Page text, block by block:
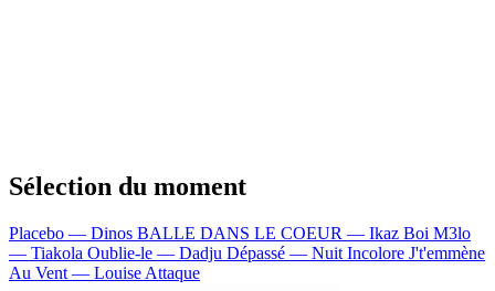
Sélection du moment
Placebo — Dinos BALLE DANS LE COEUR — Ikaz Boi M3lo
— Tiakola Oublie-le — Dadju Dépassé — Nuit Incolore J't'emmène
Au Vent — Louise Attaque